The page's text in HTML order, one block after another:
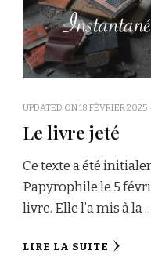
UPDATED ON18 FÉVRIER 2025
Le livre jeté
Ce texte a été
Papyrophile le 5
livre. Elle l’a mis à la
LIRE LA SUITE